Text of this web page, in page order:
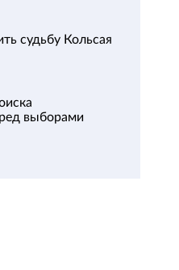
судьбу Кольсая
выборами